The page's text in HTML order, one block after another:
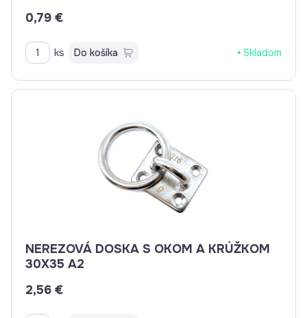
0,79 €
ks Do košíka Skladom
NEREZOVÁ DOSKA S OKOM A KRÚŽKOM
30X35 A2
2,56 €